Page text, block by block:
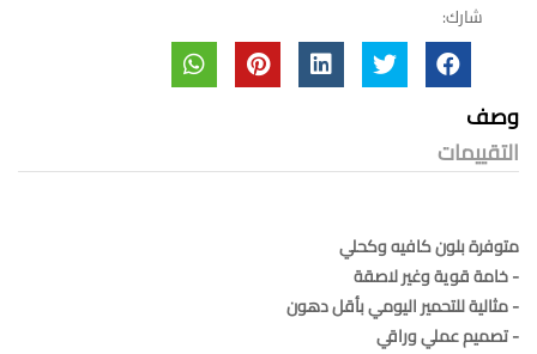
شارك:
وصف
التقييمات
متوفرة بلون كافيه وكحلي
- خامة قوية وغير لاصقة
- مثالية للتحمير اليومي بأقل دهون
- تصميم عملي وراقي